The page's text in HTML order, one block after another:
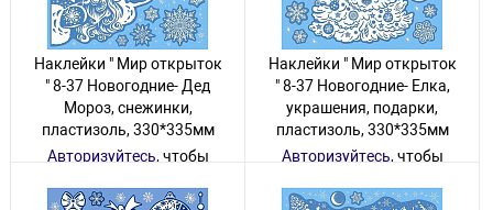
Наклейки " Мир открыток
" 8-37 Новогодние- Дед
Мороз, снежинки,
пластизоль, 330*335мм
Авторизуйтесь, чтобы
Наклейки " Мир открыток
" 8-37 Новогодние- Елка,
украшения, подарки,
пластизоль, 330*335мм
Авторизуйтесь, чтобы